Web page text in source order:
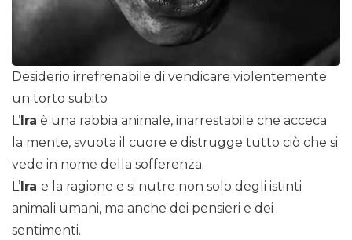
Desiderio irrefrenabile di vendicare violentemente
un torto subito
L’Ira è una rabbia animale, inarrestabile che acceca
la mente, svuota il cuore e distrugge tutto ciò che si
vede in nome della sofferenza.
L’Ira e la ragione e si nutre non solo degli istinti
animali umani, ma anche dei pensieri e dei
sentimenti.